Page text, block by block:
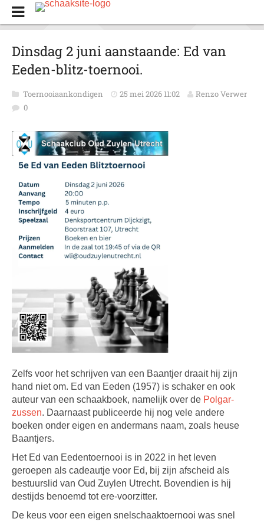
Dinsdag 2 juni aanstaande: Ed van
Eeden-blitz-toernooi.
Toernooiaankondigen 25 mei 2026 11:02
Renzo Verwer
0
Zelfs voor het schrijven van een Baantjer draait hij zijn
hand niet om. Ed van Eeden (1957) is schaker en ook
auteur van een schaakboek, namelijk over de Polgar-
zussen. Daarnaast publiceerde hij nog vele andere
boeken onder eigen en andermans naam, zoals heuse
Baantjers.
Het Ed van Eedentoernooi is in 2022 in het leven
geroepen als cadeautje voor Ed, bij zijn afscheid als
bestuurslid van Oud Zuylen Utrecht. Bovendien is hij
destijds benoemd tot ere-voorzitter.
De keus voor een eigen snelschaaktoernooi was snel